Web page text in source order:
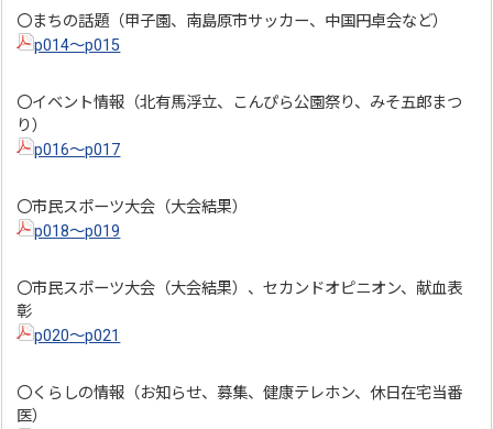
〇まちの話題（甲子園、南島原市サッカー、中国円卓会など）
p014～p015
〇イベント情報（北有馬浮立、こんぴら公園祭り、みそ五郎まつ
り）
p016～p017
〇市民スポーツ大会（大会結果）
p018～p019
〇市民スポーツ大会（大会結果）、セカンドオピニオン、献血表
彰
p020～p021
〇くらしの情報（お知らせ、募集、健康テレホン、休日在宅当番
医）